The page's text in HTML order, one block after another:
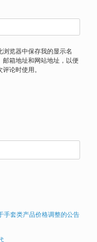
浏览器中保存我的显示名
邮箱地址和网站地址，以便
评论时使用。
手套类产品价格调整的公告